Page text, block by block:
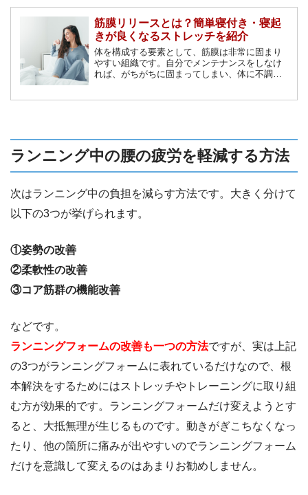
筋膜リリースとは？簡単寝付き・寝起
きが良くなるストレッチを紹介
体を構成する要素として、筋膜は非常に固まり
やすい組織です。自分でメンテナンスをしなけ
れば、がちがちに固まってしまい、体に不調が
ランニング中の腰の疲労を軽減する方法
次はランニング中の負担を減らす方法です。大きく分けて
以下の3つが挙げられます。
①姿勢の改善
②柔軟性の改善
③コア筋群の機能改善
などです。
ランニングフォームの改善も一つの方法ですが、実は上記
の3つがランニングフォームに表れているだけなので、根
本解決をするためにはストレッチやトレーニングに取り組
む方が効果的です。ランニングフォームだけ変えようとす
ると、大抵無理が生じるものです。動きがぎこちなくなっ
たり、他の箇所に痛みが出やすいのでランニングフォーム
だけを意識して変えるのはあまりお勧めしません。